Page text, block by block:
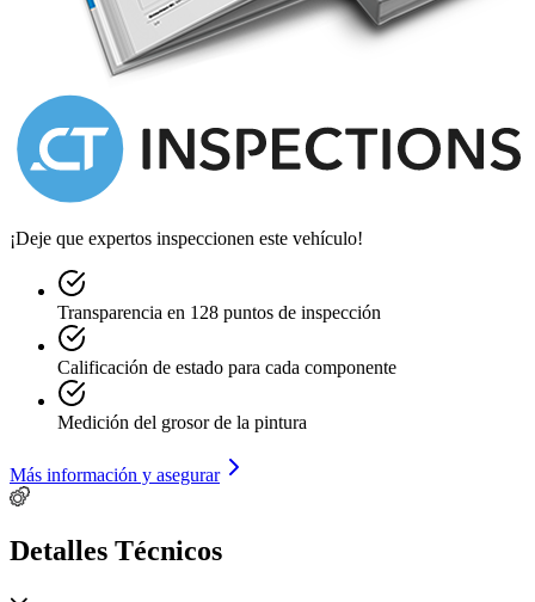
A complete post-sale assistance for 1 year
For any other information, contact us on Whatsapp or call at
+393314459455
¡Deje que expertos inspeccionen este vehículo!
Transparencia en 128 puntos de inspección
Calificación de estado para cada componente
Medición del grosor de la pintura
Más información y asegurar
Detalles Técnicos